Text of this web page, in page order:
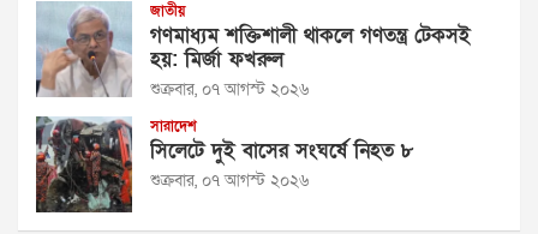
জাতীয়
গণমাধ্যম শক্তিশালী থাকলে গণতন্ত্র টেকসই
হয়: মির্জা ফখরুল
শুক্রবার, ০৭ আগস্ট ২০২৬
সারাদেশ
সিলেটে দুই বাসের সংঘর্ষে নিহত ৮
শুক্রবার, ০৭ আগস্ট ২০২৬